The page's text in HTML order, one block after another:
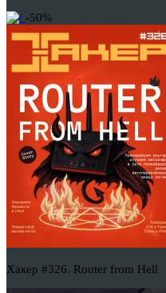
-50%
Хакер #326. Router from Hell